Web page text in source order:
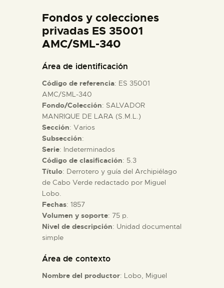
ESPAÑOL
PREPARAR LA VISITA
█
EL MUSEO
COLECCIONES
DIDÁCTICA
ESPAÑOL
Fondos y colecciones
privadas ES 35001
AMC/SML-340
Área de identificación
Código de referencia: ES 35001
AMC/SML-340
Fondo/Colección: SALVADOR
MANRIQUE DE LARA (S.M.L.)
Sección: Varios
Subsección:
Serie: Indeterminados
Código de clasificación: 5.3
Título: Derrotero y guía del Archipiélago
de Cabo Verde redactado por Miguel
Lobo.
Fechas: 1857
Volumen y soporte: 75 p.
Nivel de descripción: Unidad documental
simple
Área de contexto
Nombre del productor: Lobo, Miguel